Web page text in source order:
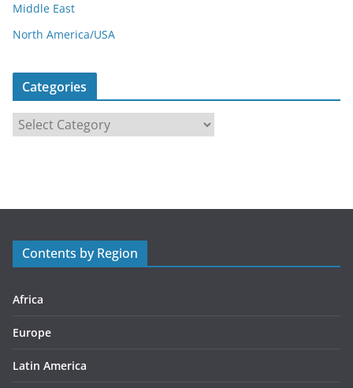
Middle East
North America/USA
Categories
a
r
s
Contents by Region
Africa
Europe
Latin America